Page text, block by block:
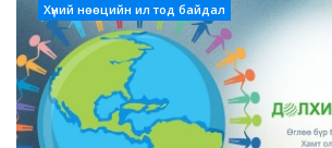
Хүний нөөцийн ил тод байдал